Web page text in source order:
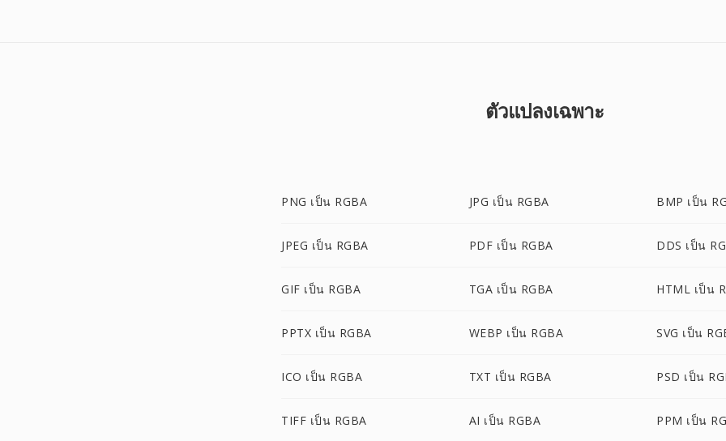
ตัวแปลงเฉพาะ
PNG เป็น RGBA JPG เป็น RGBA BMP เป็น
JPEG เป็น RGBA PDF เป็น RGBA DDS เป็น
GIF เป็น RGBA TGA เป็น RGBA HTML เป็น
PPTX เป็น RGBA WEBP เป็น RGBA SVG เป็น
ICO เป็น RGBA TXT เป็น RGBA PSD เป็น
TIFF เป็น RGBA AI เป็น RGBA PPM เป็น